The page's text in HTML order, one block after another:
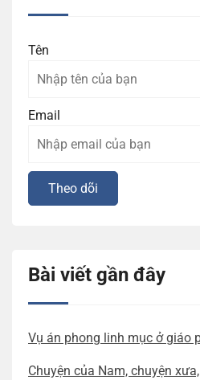
Tên
Email
Bài viết gần đây
Vụ án phong linh mục ở giáo
Chuyện của Nam, chuyện